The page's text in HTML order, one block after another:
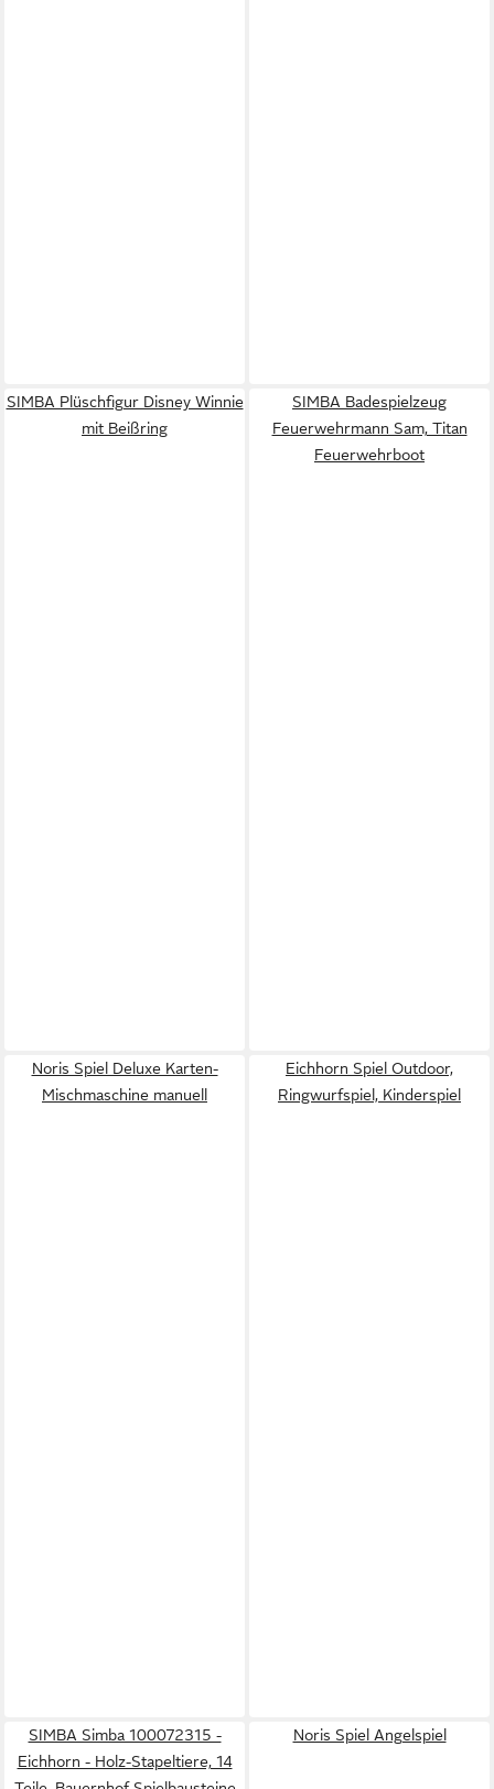
SIMBA Plüschfigur Disney Winnie
mit Beißring
SIMBA Badespielzeug
Feuerwehrmann Sam, Titan
Feuerwehrboot
Noris Spiel Deluxe Karten-
Mischmaschine manuell
Eichhorn Spiel Outdoor,
Ringwurfspiel, Kinderspiel
SIMBA Simba 100072315 -
Eichhorn - Holz-Stapeltiere, 14
Noris Spiel Angelspiel